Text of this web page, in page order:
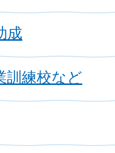
成
訓練校など